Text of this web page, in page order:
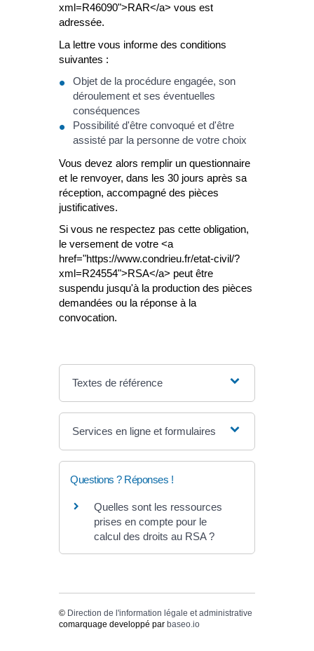
xml=R46090">RAR</a> vous est
adressée.
La lettre vous informe des conditions
suivantes :
Objet de la procédure engagée, son
déroulement et ses éventuelles
conséquences
Possibilité d'être convoqué et d'être
assisté par la personne de votre choix
Vous devez alors remplir un questionnaire
et le renvoyer, dans les 30 jours après sa
réception, accompagné des pièces
justificatives.
Si vous ne respectez pas cette obligation,
le versement de votre <a
href="https://www.condrieu.fr/etat-civil/?
xml=R24554">RSA</a> peut être
suspendu jusqu'à la production des pièces
demandées ou la réponse à la
convocation.
Textes de référence
Services en ligne et formulaires
Questions ? Réponses !
Quelles sont les ressources
prises en compte pour le
calcul des droits au RSA ?
© Direction de l'information légale et administrative
comarquage developpé par baseo.io